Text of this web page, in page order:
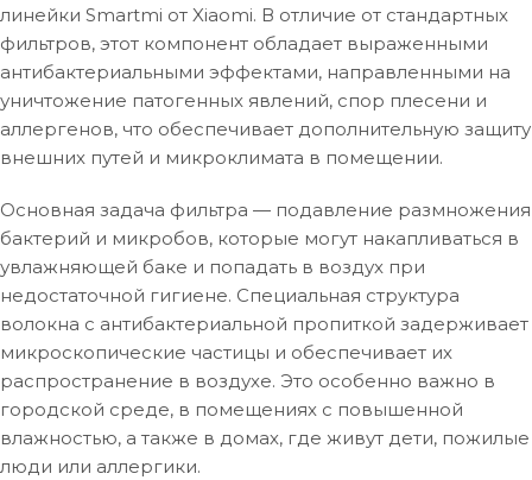
линейки Smartmi от Xiaomi. В отличие от стандартных
фильтров, этот компонент обладает выраженными
антибактериальными эффектами, направленными на
уничтожение патогенных явлений, спор плесени и
аллергенов, что обеспечивает дополнительную защиту
внешних путей и микроклимата в помещении.
Основная задача фильтра — подавление размножения
бактерий и микробов, которые могут накапливаться в
увлажняющей баке и попадать в воздух при
недостаточной гигиене. Специальная структура
волокна с антибактериальной пропиткой задерживает
микроскопические частицы и обеспечивает их
распространение в воздухе. Это особенно важно в
городской среде, в помещениях с повышенной
влажностью, а также в домах, где живут дети, пожилые
люди или аллергики.